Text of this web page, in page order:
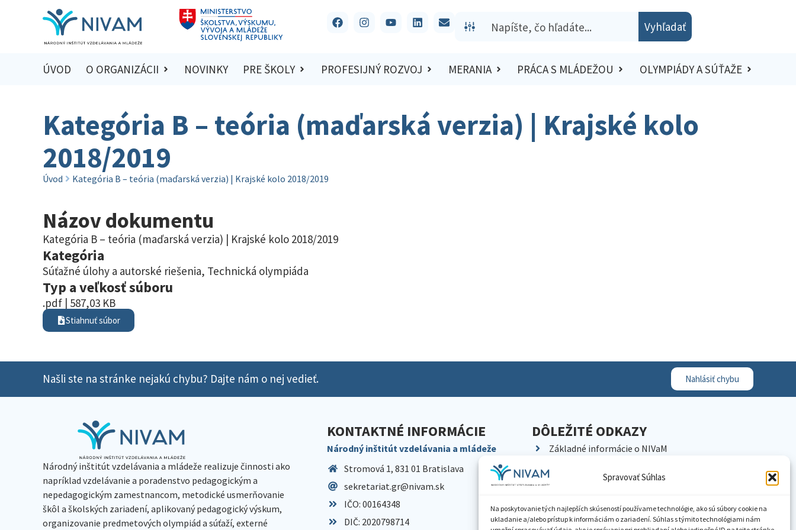
Spravovať Súhlas
Na poskytovanie tých najlepších skúseností používame technológie, ako sú súbory cookie na
ukladanie a/alebo prístup k informáciám o zariadení. Súhlas s týmito technológiami nám
Vyhľadať
ÚVOD O ORGANIZÁCII NOVINKY PRE ŠKOLY PROFESIJNÝ ROZVOJ MERANIA PRÁCA S MLÁDEŽOU OLYMPIÁDY A SÚŤAŽE
Kategória B – teória (maďarská verzia) | Krajské kolo
2018/2019
Úvod Kategória B – teória (maďarská verzia) | Krajské kolo 2018/2019
Názov dokumentu
Kategória B – teória (maďarská verzia) | Krajské kolo 2018/2019
Kategória
Súťažné úlohy a autorské riešenia, Technická olympiáda
Typ a veľkosť súboru
.pdf | 587,03 KB
Stiahnuť súbor
Našli ste na stránke nejakú chybu? Dajte nám o nej vedieť. Nahlásiť chybu
Národný inštitút vzdelávania a mládeže realizuje činnosti ako
napríklad vzdelávanie a poradenstvo pedagogickým a
nepedagogickým zamestnancom, metodické usmerňovanie
škôl a školských zariadení, aplikovaný pedagogický výskum,
organizovanie predmetových olympiád a súťaží, externé
KONTAKTNÉ INFORMÁCIE
Národný inštitút vzdelávania a mládeže
Stromová 1, 831 01 Bratislava
sekretariat.gr@nivam.sk
IČO: 00164348
DIČ: 2020798714
DÔLEŽITÉ ODKAZY
Základné informácie o NIVaM
Kariéra
Pracoviská NIVaM